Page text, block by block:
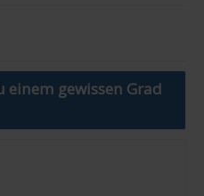
einem gewissen Grad